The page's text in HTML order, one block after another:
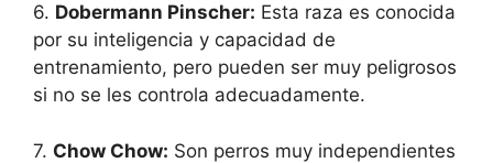
6. Dobermann Pinscher: Esta raza es conocida
por su inteligencia y capacidad de
entrenamiento, pero pueden ser muy peligrosos
si no se les controla adecuadamente.
7. Chow Chow: Son perros muy independientes